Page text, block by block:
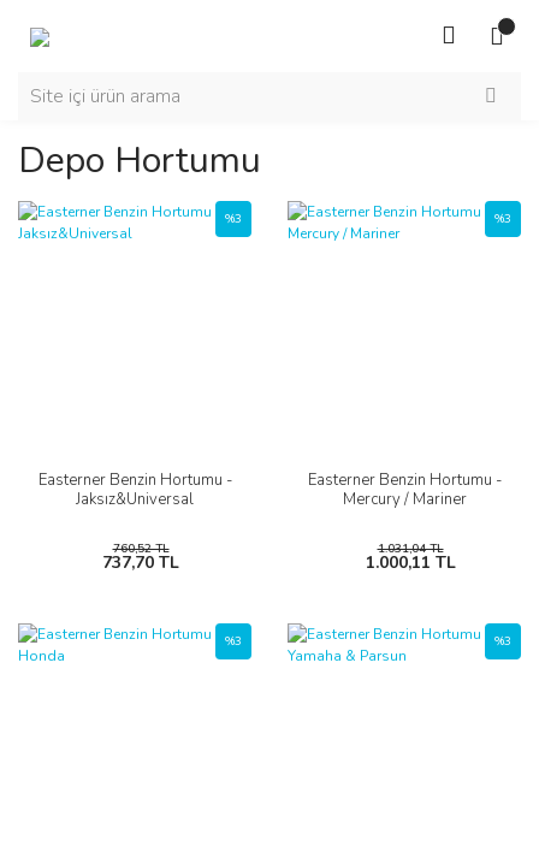
Depo Hortumu
Easterner Benzin Hortumu -
Jaksız&Universal
%3
760,52 TL
737,70 TL
Easterner Benzin Hortumu -
Mercury / Mariner
%3
1.031,04 TL
1.000,11 TL
%3 %3